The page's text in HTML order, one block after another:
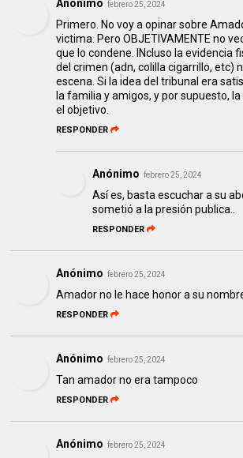
Anónimo febrero 25, 2024
Primero. No voy a opinar sobre
victima. Pero OBJETIVAMENTE no
que lo condene. INcluso la evidencia
del crimen (adn, colilla cigarrillo, etc)
escena. Si la idea del tribunal era
la familia y amigos, y por supuesto,
el objetivo.
RESPONDER
Anónimo febrero 25, 2024
Así es, basta escuchar a su
sometió a la presión publica..
RESPONDER
Anónimo febrero 25, 2024
Amador no le hace honor a su
RESPONDER
Anónimo febrero 25, 2024
Tan amador no era tampoco
RESPONDER
Anónimo febrero 25, 2024